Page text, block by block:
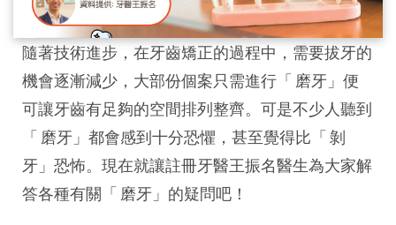
隨著技術進步，在牙齒矯正的過程中，需要拔牙的
機會逐漸減少，大部份個案只需進行「 磨牙」便
可讓牙齒有足夠的空間排列整齊。可是不少人聽到
「 磨牙」都會感到十分恐懼，甚至覺得比「 剝
牙」恐怖。現在就讓註冊牙醫王振名醫生為大家解
答各種有關「 磨牙」的疑問吧！